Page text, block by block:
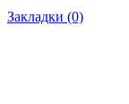
Закладки (0)